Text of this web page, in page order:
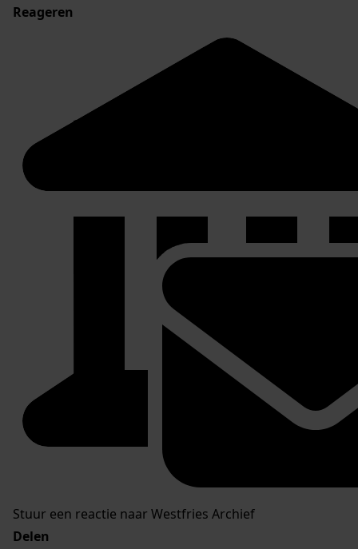
Reageren
Stuur een reactie naar Westfries Archief
Delen